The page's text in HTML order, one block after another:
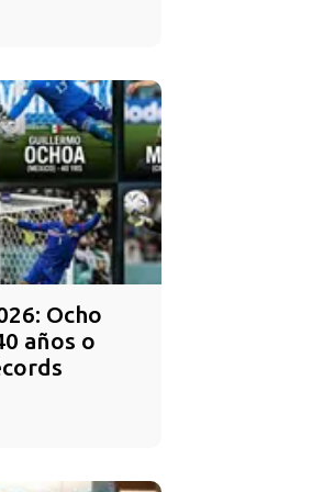
Ocho
años o